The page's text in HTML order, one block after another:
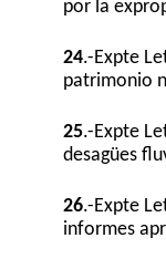
por la
24.-Expte
patrimonio
25.-Expte
desagües
26.-Expte
informes